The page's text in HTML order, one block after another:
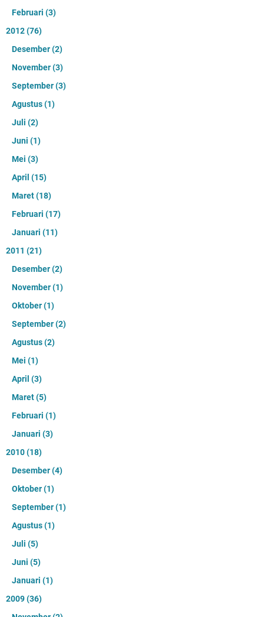
Februari (3)
2012(76)
Desember(2)
November(3)
September(3)
Agustus(1)
Juli (2)
Juni (1)
Mei (3)
April (15)
Maret(18)
Februari (17)
Januari (11)
2011 (21)
Desember(2)
November(1)
Oktober(1)
September(2)
Agustus(2)
Mei (1)
April (3)
Maret(5)
Februari (1)
Januari (3)
2010(18)
Desember(4)
Oktober(1)
September(1)
Agustus(1)
Juli (5)
Juni (5)
Januari (1)
2009(36)